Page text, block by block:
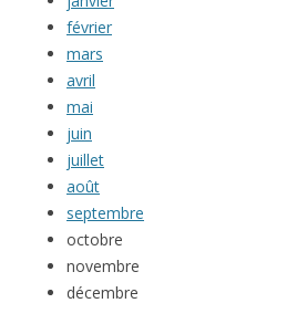
février
mars
avril
mai
juin
juillet
août
septembre
octobre
novembre
décembre